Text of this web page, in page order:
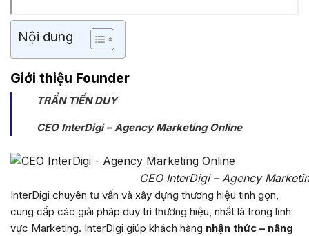
Nội dung
Giới thiệu Founder
TRẦN TIẾN DUY
CEO InterDigi – Agency Marketing Online
CEO InterDigi – Agency
InterDigi chuyên tư vấn và xây dựng thương hiệu tinh gọn,
cung cấp các giải pháp duy trì thương hiệu, nhất là trong lĩnh
vực Marketing. InterDigi giúp khách hàng nhận thức – nâng